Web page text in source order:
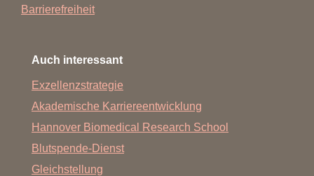
Barrierefreiheit
Auch interessant
Exzellenzstrategie
Akademische Karriereentwicklung
Hannover Biomedical Research School
Blutspende-Dienst
Gleichstellung